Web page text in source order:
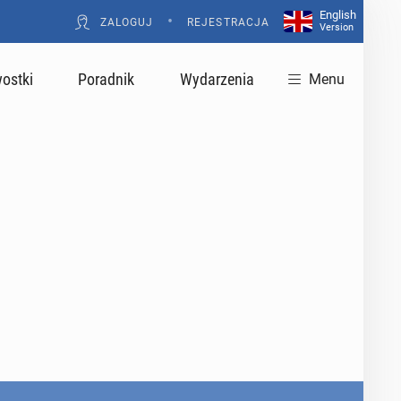
ZALOGUJ • REJESTRACJA
English
Version
Poradnik Wydarzenia Menu